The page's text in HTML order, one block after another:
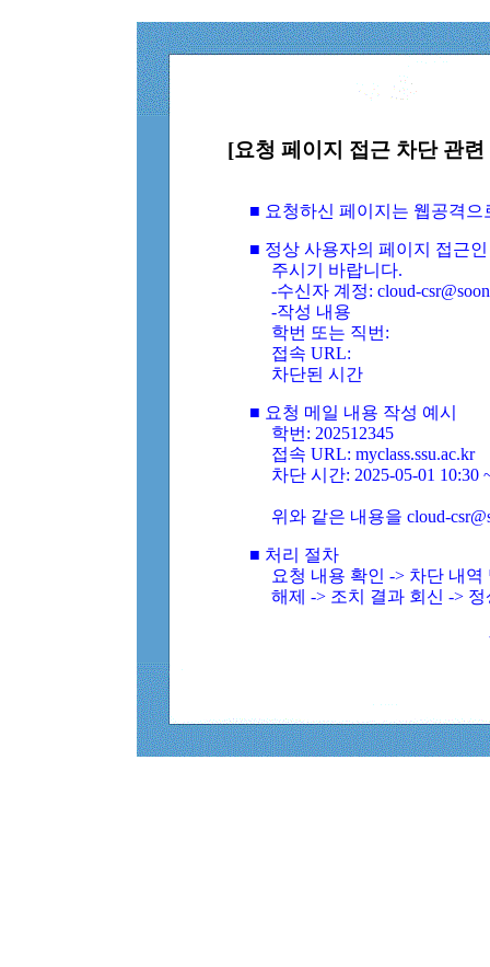
[요청 페이지 접근 차단 관
■ 요청하신 페이지는 웹공격
■ 정상 사용자의 페이지 접근
주시기 바랍니다.
-수신자 계정: cloud-
-작성 내용
학번 또는 직번:
접속 URL:
차단된 시간
■ 요청 메일 내용 작성 예시
학번: 202512345
접속 URL: myclass.ssu.ac.kr
차단 시간: 2025-05-01 10:30
위와 같은 내용을 cloud-
■ 처리 절차
요청 내용 확인 -> 차단 내
해제 -> 조치 결과 회신 ->